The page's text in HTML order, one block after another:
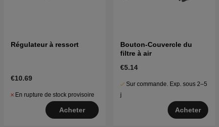
Régulateur à ressort
€10.69
En rupture de stock provisoire
Acheter
Bouton-Couvercle du
filtre à air
€5.14
Sur commande. Exp. sous 2–5
j
Acheter